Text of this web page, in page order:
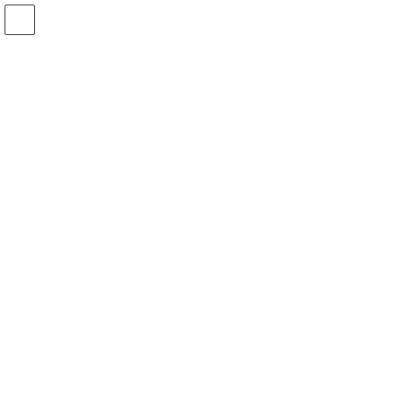
コ
ナ